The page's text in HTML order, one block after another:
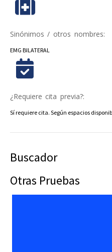
Sinónimos / otros nombres:
EMG BILATERAL
¿Requiere cita previa?:
Sí requiere cita. Según espacios
Buscador
Otras Pruebas